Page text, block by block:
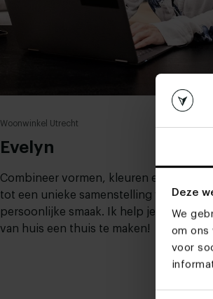
Deze
We
om ons
voor
Evelyn
Combineer vormen, kleuren en
tot een unieke samenstelling van jouw
persoonlijke smaak. Ik help je graag om
van huis een thuis te maken!
Woonwinkel Utrecht